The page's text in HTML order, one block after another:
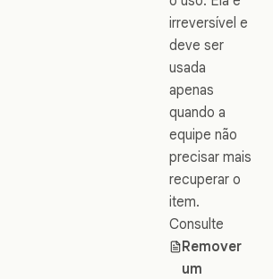
irreversível e
deve ser
usada
apenas
quando a
equipe não
precisar mais
recuperar o
item.
Consulte
Remover
um